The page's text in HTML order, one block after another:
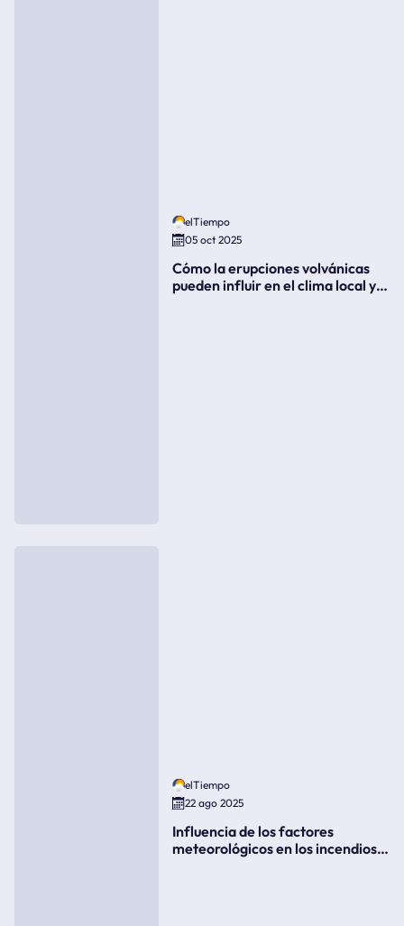
elTiempo
05 oct 2025
Cómo la erupciones volvánicas
pueden influir en el clima local y
elTiempo
22 ago 2025
Influencia de los factores
meteorológicos en los incendios